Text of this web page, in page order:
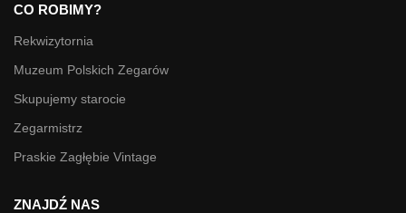
CO ROBIMY?
Rekwizytornia
Muzeum Polskich Zegarów
Skupujemy starocie
Zegarmistrz
Praskie Zagłębie Vintage
ZNAJDŹ NAS